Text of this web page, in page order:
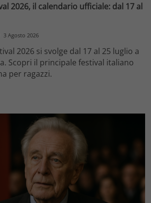
2026, il calendario ufficiale: dal 17 al
3 Agosto 2026
2026 si svolge dal 17 al 25 luglio a
Scopri il principale festival italiano
per ragazzi.